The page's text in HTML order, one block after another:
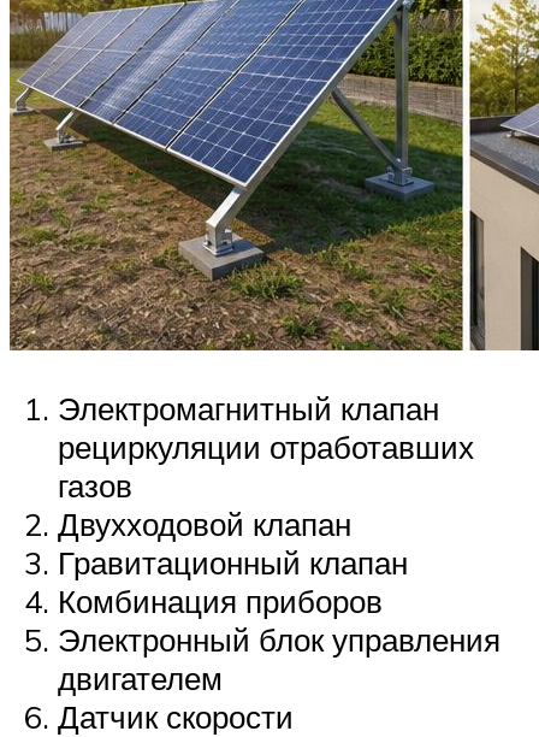
Электромагнитный клапан
рециркуляции отработавших
газов
Двухходовой клапан
Гравитационный клапан
Комбинация приборов
Электронный блок управления
двигателем
Датчик скорости